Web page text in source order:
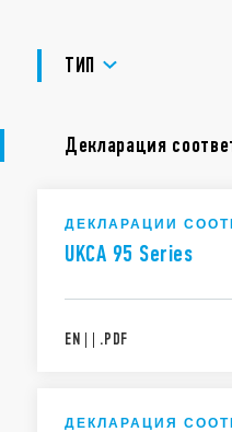
УТВЕРЖДЕНИЯ
ТИП
Декларация
ДЕКЛАРАЦИИ
UKCA 95 Series
EN | | .PDF
ДЕКЛАРАЦИЯ